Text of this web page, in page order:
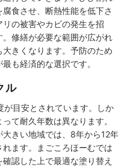
食させ、断熱性能を低下さ
の被害やカビの発生を招
修繕が必要な範囲が広がれ
きくなります。予防のため
も経済的な選択です。
ル
が目安とされています。しか
て耐久年数は異なります。
きい地域では、8年から12年
ます。まごころほーむでは
認した上で最適な塗り替え